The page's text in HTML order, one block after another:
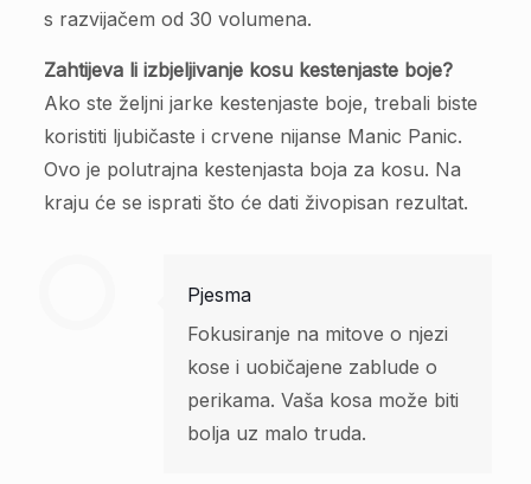
s razvijačem od 30 volumena.
Zahtijeva li izbjeljivanje kosu kestenjaste boje?
Ako ste željni jarke kestenjaste boje, trebali biste
koristiti ljubičaste i crvene nijanse Manic Panic.
Ovo je polutrajna kestenjasta boja za kosu. Na
kraju će se isprati što će dati živopisan rezultat.
Pjesma
Fokusiranje na mitove o njezi
kose i uobičajene zablude o
perikama. Vaša kosa može biti
bolja uz malo truda.